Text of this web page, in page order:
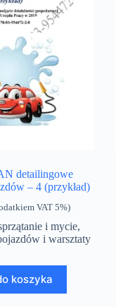
detailingowe
– 4 (przykład)
VAT 5%)
i mycie,
i warsztaty
koszyka